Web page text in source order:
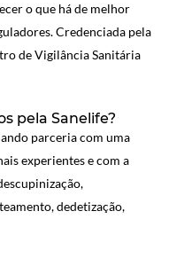
o que há de melhor
Credenciada pela
de Vigilância Sanitária
pela Sanelife?
parceria com uma
experientes e com a
dedetização,